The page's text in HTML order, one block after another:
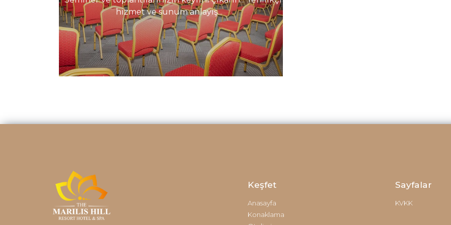
hizmet ve sunum anlayış...
Keşfet
Anasayfa
Konaklama
Sayfalar
KVKK